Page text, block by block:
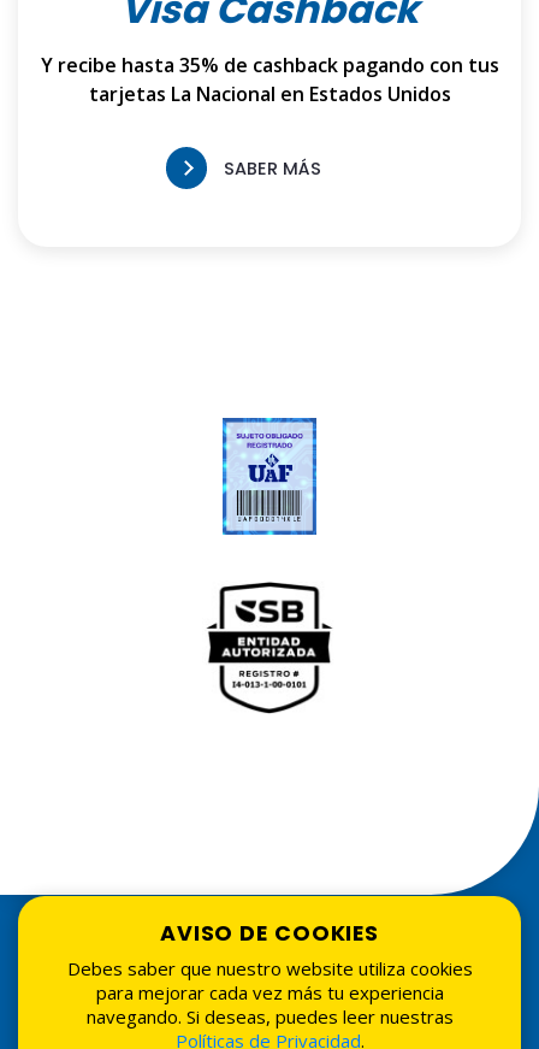
Y recibe hasta 35% de cashback pagando con tus
tarjetas La Nacional en Estados Unidos
SABER MÁS
AVISO DE COOKIES
Debes saber que nuestro website utiliza cookies
para mejorar cada vez más tu experiencia
navegando. Si deseas, puedes leer nuestras
Políticas de Privacidad.